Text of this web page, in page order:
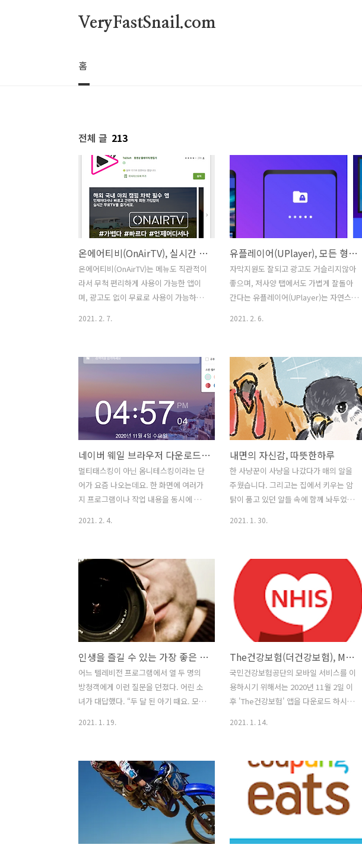
VeryFastSnail.com
홈
전체 글 213
온에어티비(OnAirTV), 실시간 무료TV
온에어티비(OnAirTV)는 메뉴도 직관적이
라서 무척 편리하게 사용이 가능한 앱이
며, 광고도 없이 무료로 사용이 가능하여
으므로 적용된다면 정말 편리하게 활용할
는 빠르고 간편한 무료 실시간 TV 앱 입니
다. 어디서나 빠르고 간편하게 장소에 제
약없이 실시간 TV 채널들을 즐길 수 있으
며 지상파, 종편, 케이블 등 실시간 TV 채
널 제공하고 있습니다. 온에어티비
(OnAirTV), 실시간 무료TV 온에어티비
(OnAirTV), 실시간 무료TV 메뉴도 직관적
이라서 무척 편리하게 사용이 가능한 앱
이며, 광고도 없이 무료로 사용이 가능하
2021. 2. 7.
유플레이어(UPlayer), 모든 형식을 지원하는 비디오 플레이어
자막지원도 잘되고 광고도 거슬리지않아
좋으며, 저사양 탭에서도 가볍게 잘돌아
간다는 유플레이어(UPlayer)는 자연스러
다는 의견이 다수 존재하는 동영상 앱 입
니다. "기기에서 최상의 비디오 플레이어
경험을 원하십니까?" 아름답게 제작 된
안드로이드 용 HD 비디오 플레이어 응용
프로그램으로 강력한 기능을 갖추고 있습
니다. 모든 비디오 형식을 재생할 수 있습
니다. 고화질의 4K 울트라 HD 비디오 파
일을 포함하여 모든 미디어 플레이어의
요구 사항과 매력적인 사용자 인터페이스
를 충족시키는 최고의 비디오 플레이어입
니다. 최고의 사용자 경험. 유플레이어
2021. 2. 6.
네이버 웨일 브라우저 다운로드, 다크모드 활용하기
멀티태스킹이 아닌 옴니테스킹이라는 단
어가 요즘 나오는데요. 한 화면에 여러가
지 프로그램이나 작업 내용을 동시에 실
우저를 PIP 기능을 활용하여 창을 좌우로
놓고 새로운 작업을 할 수 있는 기능을 말
합니다. 특히 모바일 창을 열어서 기존 창
위에 동시에 여러가지 검색과 번역, 메모,
스크랩 기능외에도 도구 모음을 활용하여
계산기, 달력, 단위 변환 등의 작업을 기존
탭위에 열어서 보조할 수 있는 기능은 정
말 편리하게 사용이 가능합니다. 마이크
로소프트 엣지도 Chromium 오픈 소스
프로젝트 및 기타 오픈 소스 소프트웨어
를 사용하여 기존 엣지(Edge)브라우저를
2021. 2. 4.
내면의 자신감, 따뜻한하루
한 사냥꾼이 사냥을 나갔다가 매의 알을
주웠습니다. 그리고는 집에서 키우는 암
탉이 품고 있던 알들 속에 함께 놔두었습
리들과 같은 습성을 익히며 쭉 살아갔지
만, 가끔 하늘을 날고 있는 멋진 매들을 보
고는 말했습니다. “나도 언젠가는 저렇게
하늘을 멋지게 날아보고 싶다!” 하지만,
암탉은 새끼 매가 그렇게 말할 때마다 조
용하게 타일렀습니다. “아가, 넌 병아리야
저렇게 날고 싶어도 날 수가 없단다.” 결
국 새끼 매는 자신이 날지 못한다는 걸 믿
게 됐고, 그 후로 하늘을 높이 나는 매를
볼 때마다 자신을 다독였습니다. “그래 나
는 평범한 병아리일 뿐이야. 저렇게 높이
2021. 1. 30.
인생을 즐길 수 있는 가장 좋은 나이는 언제일까?
어느 텔레비전 프로그램에서 열 두 명의
방청객에게 이런 질문을 던졌다. 어린 소
녀가 대답했다. “두 달 된 아기 때요. 모두
하고 자동차를 몰고 어디든지 자기가 가
고 싶은 곳으로 달려가도 되니까요.” 성인
남자가 대답했다. “스물 다섯 살이 제일
좋은 나이죠. 혈기 왕성한 나이니까요. 마
흔 세 살인 그는 이제 야트막한 고개를 오
를 때조차 숨이 가쁘다. 스물 다섯 살 때는
한밤중까지 일을 해도 아무 이상이 없었
2021. 1. 19.
The건강보험(더건강보험), M건강보험 건강iN 똑똑건강UP 통합
국민건강보험공단의 모바일 서비스를 이
용하시기 위해서는 2020년 11월 2일 이
후 'The건강보험' 앱을 다운로드 하시면
건강UP'앱은 2020년 11월 2일부터 국민
건강보험공단 대표 모바일앱(The건강보
험)으로 통합됩니다. 'The건강보험' 앱 서
비스는 언제 어디서나 스마트폰으로 간편
하게 개인의 민원서비스를 이용할 수 있
선을 위하여 M건강보험, 건강iN, 똑똑건
2021. 1. 14.